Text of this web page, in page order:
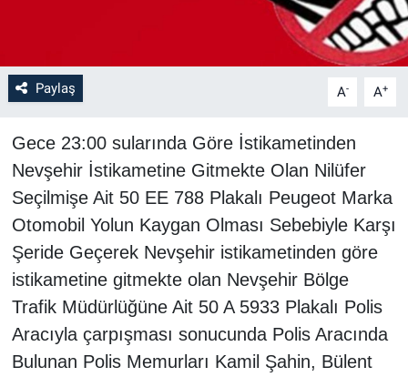
Paylaş A- A+
Gece 23:00 sularında Göre İstikametinden
Nevşehir İstikametine Gitmekte Olan Nilüfer
Seçilmişe Ait 50 EE 788 Plakalı Peugeot Marka
Otomobil Yolun Kaygan Olması Sebebiyle Karşı
Şeride Geçerek Nevşehir istikametinden göre
istikametine gitmekte olan Nevşehir Bölge
Trafik Müdürlüğüne Ait 50 A5933 Plakalı Polis
Aracıyla çarpışması sonucunda Polis Aracında
Bulunan Polis Memurları Kamil Şahin, Bülent
3.Sayfa
Bilim-Tek
Teknoloji
Röportaj
Kayseri
Niğde